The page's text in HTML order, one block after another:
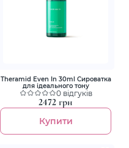
Theramid Even In 30ml Сироватка
для ідеального тону
0 відгуків
2472 грн
Купити